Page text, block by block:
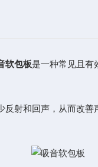
软包板是一种常见且有
和回声，从而改善